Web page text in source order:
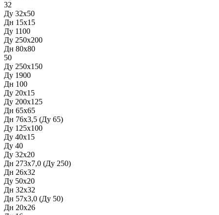
32
Ду 32х50
Дн 15х15
Ду 1100
Ду 250х200
Дн 80х80
50
Ду 250х150
Ду 1900
Дн 100
Ду 20х15
Ду 200х125
Дн 65х65
Дн 76х3,5 (Ду 65)
Ду 125х100
Ду 40х15
Ду 40
Ду 32х20
Дн 273х7,0 (Ду 250)
Дн 26х32
Ду 50х20
Дн 32х32
Дн 57х3,0 (Ду 50)
Дн 20х26